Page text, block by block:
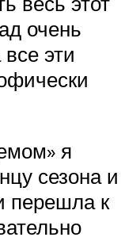
очень
эти
я
сезона и
перешла к